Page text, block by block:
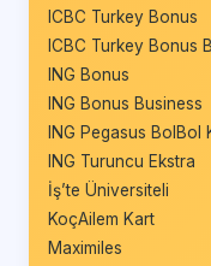
ICBC Turkey Bonus
ICBC Turkey Bonus
ING Bonus
ING Bonus Business
ING Pegasus BolBol
ING Turuncu Ekstra
İş’te Üniversiteli
KoçAilem Kart
Maximiles